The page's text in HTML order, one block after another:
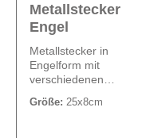
Metallstecker
Engel
Metallstecker in
Engelform mit
verschiedenen
sortiert.
Größe: 25x8cm